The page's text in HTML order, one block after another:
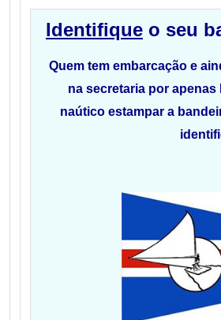
Identifique o seu
Quem tem embarcação e
na secretaria por apenas
naútico estampar a